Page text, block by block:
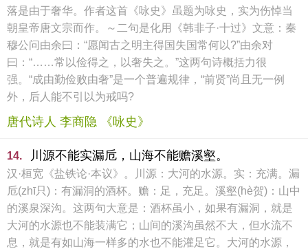
落是由于奢华。作者这首《咏史》虽题为咏史，实为伤悼当
朝皇帝唐文宗而作。～二句是化用《韩非子·十过》文意：秦
穆公问由余曰：“愿闻古之明主得国失国常何以?”由余对
曰：“……常以俭得之，以奢失之。”这两句诗概括力很
强。“成由勤俭败由奢”是一个普遍规律，“前贤”尚且无一例
外，后人能不引以为戒吗?
唐代诗人 李商隐 《咏史》
14. 川源不能实漏卮，山海不能赡溪壑。
汉·桓宽《盐铁论·本议》。川源：大河的水源。实：充满。漏
卮(zhī只)：有漏洞的酒杯。赡：足，充足。溪壑(hè贺)：山中
的溪泉深沟。这两句大意是：酒杯虽小，如果有漏洞，就是
大河的水源也不能装满它；山间的溪沟虽然不大，但水流不
息，就是有如山海一样多的水也不能灌足它。大河的水源，